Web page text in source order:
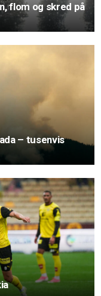
flom og skred på
– tusenvis